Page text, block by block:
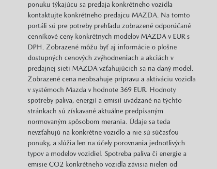
ponuku týkajúcu sa predaja konkrétneho vozidla
kontaktujte konkrétneho predajcu MAZDA. Na tomto
portáli sú pre potreby prehľadu zobrazené odporúčané
cenníkové ceny konkrétnych modelov MAZDA v EUR s
DPH. Zobrazené môžu byť aj informácie o plošne
dostupných cenových zvýhodneniach a akciách v
predajnej sieti MAZDA vzťahujúcich sa na daný model.
Zobrazené cena neobsahuje prípravu a aktiváciu vozidla
v systémoch Mazda v hodnote 369 EUR. Hodnoty
spotreby paliva, energií a emisií uvádzané na týchto
stránkach sú získavané aktuálne predpísaným
normovaným spôsobom merania. Údaje sa teda
nevzťahujú na konkrétne vozidlo a nie sú súčasťou
ponuky, a slúžia len na účely porovnania jednotlivých
typov a modelov vozidiel. Spotreba paliva či energie a
emisie CO2 konkrétneho vozidla závisia nielen od